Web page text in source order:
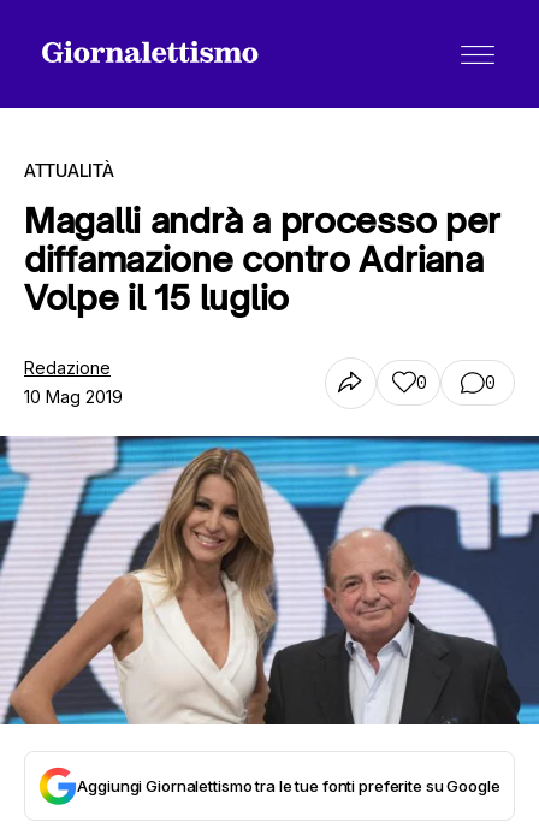
Tutti gli articoli
Chi siamo
Contatti
ATTUALITÀ
Magalli andrà a processo per
diffamazione contro Adriana
Volpe il 15 luglio
Redazione
10 Mag 2019
0 0
Aggiungi Giornalettismo tra le tue fonti preferite su Google